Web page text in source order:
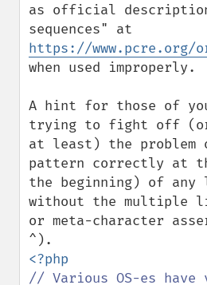
as official
https://www.pcre.org/
when used improperly.
A hint for those of
trying to fight off (or
at least) the problem
pattern correctly at
the beginning) of any
without the multiple
or meta-character
// Various OS-es have